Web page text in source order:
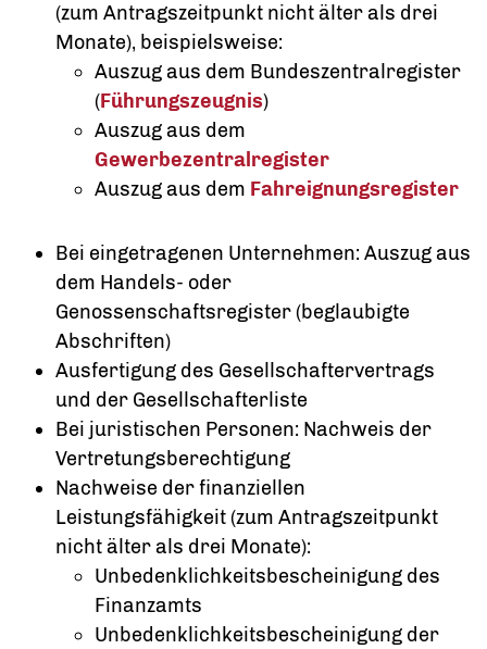
(zum Antragszeitpunkt nicht älter als drei
Monate), beispielsweise:
Auszug aus dem Bundeszentralregister
(Führungszeugnis)
Auszug aus dem
Gewerbezentralregister
Auszug aus dem Fahreignungsregister
Bei eingetragenen Unternehmen: Auszug aus
dem Handels- oder
Genossenschaftsregister (beglaubigte
Abschriften)
Ausfertigung des Gesellschaftervertrags
und der Gesellschafterliste
Bei juristischen Personen: Nachweis der
Vertretungsberechtigung
Nachweise der finanziellen
Leistungsfähigkeit (zum Antragszeitpunkt
nicht älter als drei Monate):
Unbedenklichkeitsbescheinigung des
Finanzamts
Unbedenklichkeitsbescheinigung der